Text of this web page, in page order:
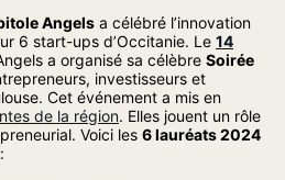
Angels a célébré l’innovation
6 start-ups d’Occitanie. Le 14
a organisé sa célèbre Soirée
investisseurs et
Cet événement a mis en
de la région. Elles jouent un rôle
Voici les 6 lauréats 2024